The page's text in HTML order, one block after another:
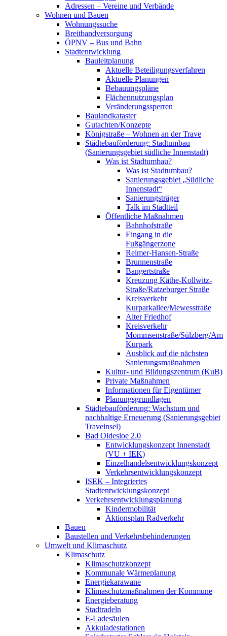
Adressen – Vereine und Verbände
Wohnen und Bauen
Wohnungssuche
Breitbandversorgung
ÖPNV – Bus und Bahn
Stadtentwicklung
Bauleitplanung
Aktuelle Beteiligungsverfahren
Aktuelle Planungen
Bebauungspläne
Flächennutzungsplan
Veränderungssperren
Baulandkataster
Gutachten/Konzepte
Königstraße – Wohnen an der Trave
Städtebauförderung: Stadtumbau
(Sanierungsgebiet südliche Innenstadt)
Was ist Stadtumbau?
Was ist Stadtumbau?
Sanierungsgebiet „Südliche
Innenstadt“
Sanierungsträger
Talk im Stadtteil
Öffentliche Maßnahmen
Bahnhofstraße
Eingang in die
Fußgängerzone
Reimer-Hansen-Straße
Brunnenstraße
Bangertstraße
Kreuzung Käthe-Kollwitz-
Straße/Ratzeburger Straße
Kreisverkehr
Kurparkallee/Mewesstraße
Alter Friedhof
Kreisverkehr
Mommsenstraße/Sülzberg/Am
Kurpark
Ausblick auf die nächsten
Sanierungsmaßnahmen
Kultur- und Bildungszentrum (KuB)
Private Maßnahmen
Informationen für Eigentümer
Planungsgrundlagen
Städtebauförderung: Wachstum und
nachhaltige Erneuerung (Sanierungsgebiet
Traveinsel)
Bad Oldesloe 2.0
Entwicklungskonzept Innenstadt
(VU + IEK)
Einzelhandels­entwicklungskonzept
Verkehrs­entwicklungskonzept
ISEK – Integriertes
Stadtentwicklungskonzept
Verkehrsentwicklungsplanung
Kindermobilität
Aktionsplan Radverkehr
Bauen
Baustellen und Verkehrsbehinderungen
Umwelt und Klimaschutz
Klimaschutz
Klimaschutzkonzept
Kommunale Wärmeplanung
Energiekarawane
Klimaschutzmaßnahmen der Kommune
Energieberatung
Stadtradeln
E-Ladesäulen
Akkuladestationen